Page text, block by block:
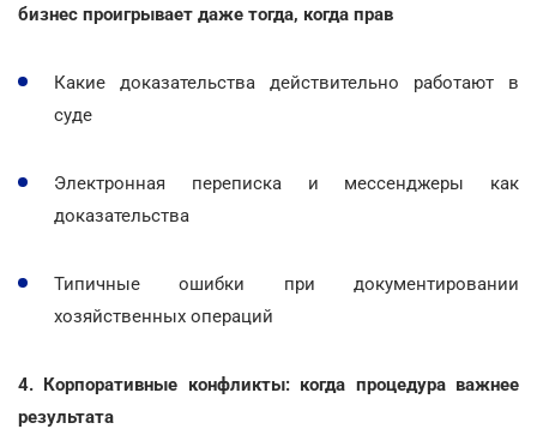
бизнес проигрывает даже тогда, когда прав
Какие доказательства действительно работают в
суде
Электронная переписка и мессенджеры как
доказательства
Типичные ошибки при документировании
хозяйственных операций
4. Корпоративные конфликты: когда процедура важнее
результата